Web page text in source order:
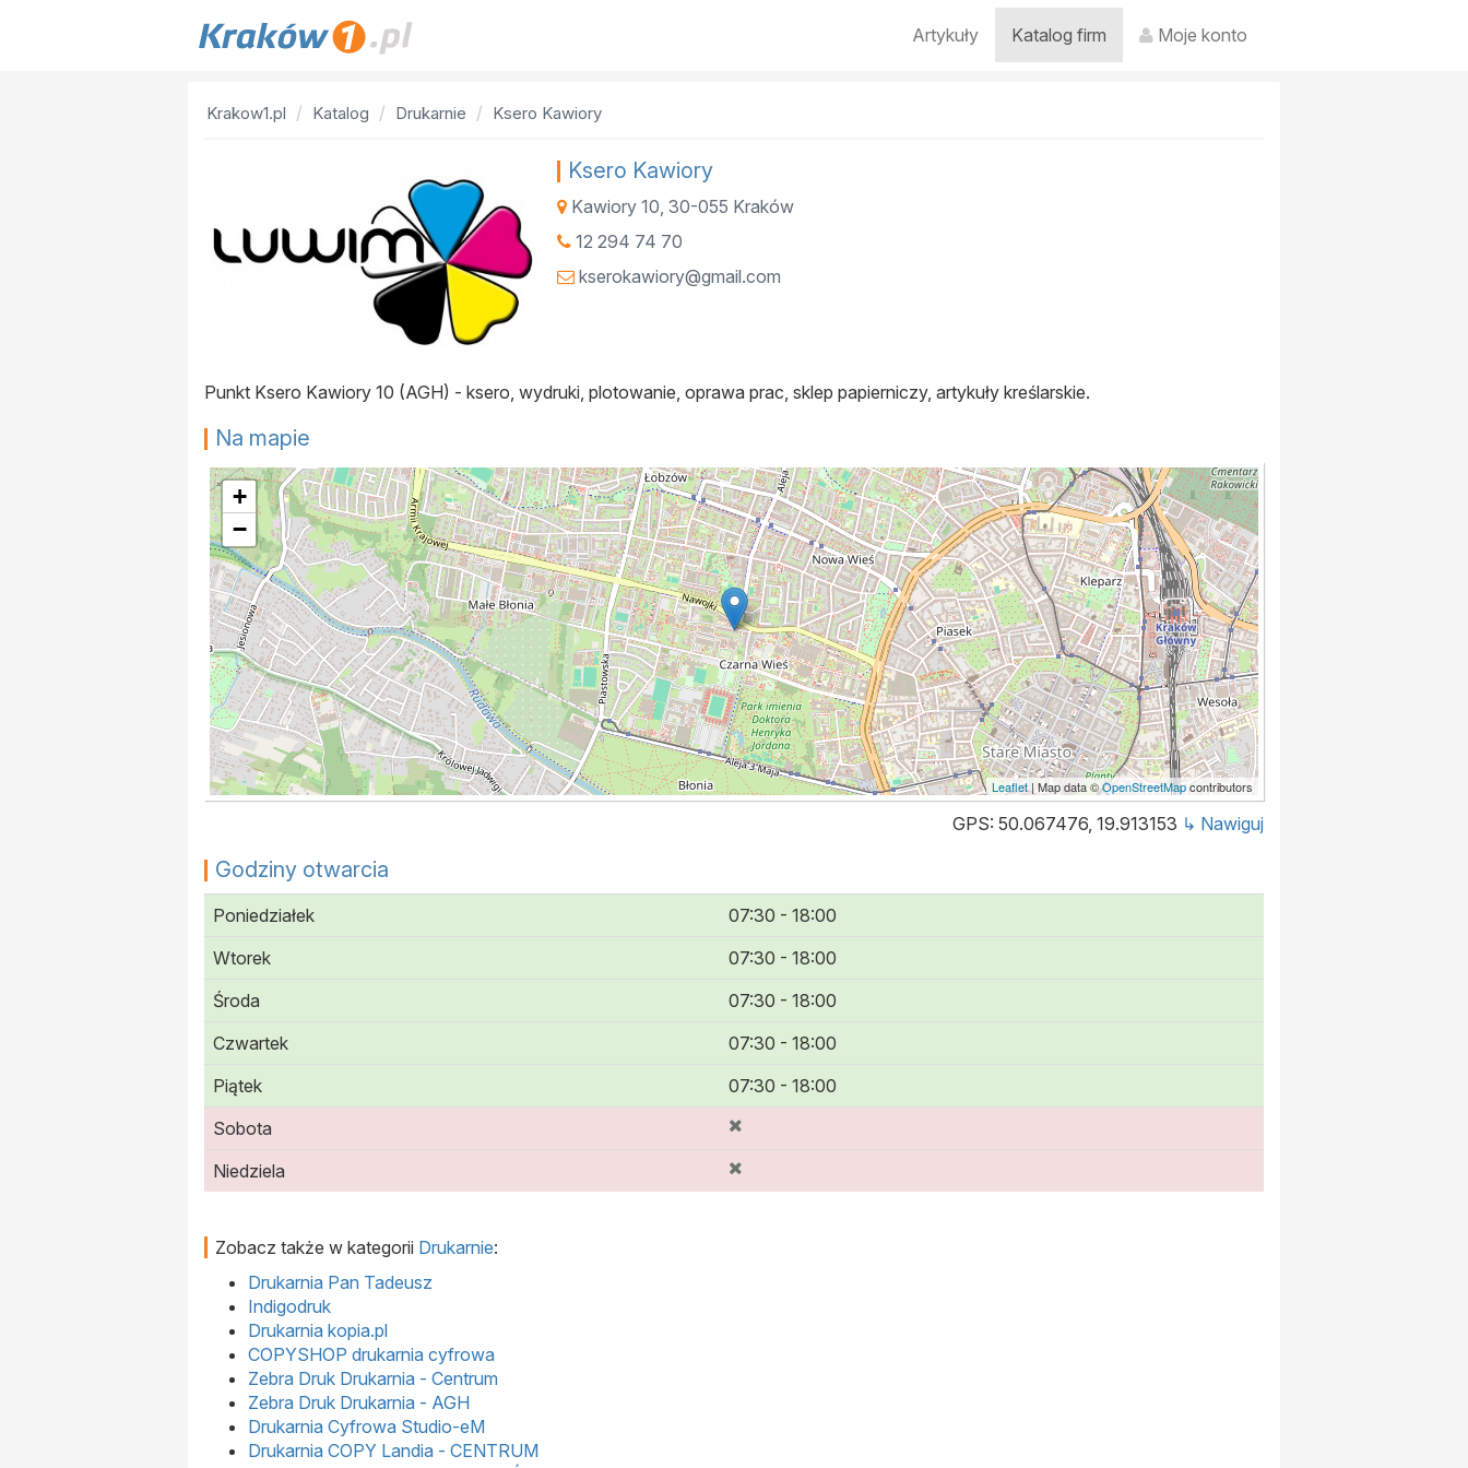
Artykuły Katalog firm Moje konto
Krakow1.pl Katalog Drukarnie Ksero Kawiory
Ksero Kawiory
Kawiory 10,30-055 Kraków
12 294 74 70
kserokawiory@gmail.com
Punkt Ksero Kawiory 10 (AGH) - ksero, wydruki, plotowanie, oprawa prac, sklep papierniczy, artykuły kreślarskie.
Na mapie
+
−
Leaflet| Map data ©OpenStreetMapcontributors
GPS: 50.067476, 19.913153 ↳ Nawiguj
Godziny otwarcia
Poniedziałek
07:30 - 18:00
Wtorek
07:30 - 18:00
Środa
07:30 - 18:00
Czwartek
07:30 - 18:00
Piątek
07:30 - 18:00
Sobota
Niedziela
Zobacz także w kategorii Drukarnie:
Drukarnia Pan Tadeusz
Indigodruk
Drukarnia kopia.pl
COPYSHOP drukarnia cyfrowa
Zebra Druk Drukarnia - Centrum
Zebra Druk Drukarnia - AGH
Drukarnia Cyfrowa Studio-eM
Drukarnia COPY Landia - CENTRUM